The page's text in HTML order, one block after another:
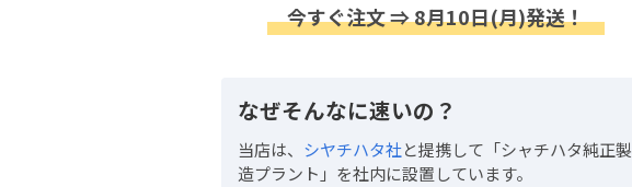
今すぐ注文 ⇒ 8月10日(月)発送！
なぜそんなに速いの？
当店は、 シヤチハタ社と提携して「シャチハタ純正製
造プラント」を社内に設置しています。